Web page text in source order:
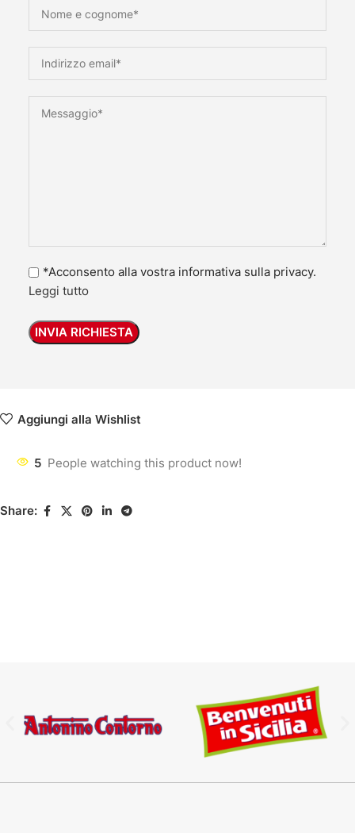
*Acconsento alla vostra informativa sulla privacy.
Leggi tutto
Aggiungi alla Wishlist
5 People watching this product now!
Share: